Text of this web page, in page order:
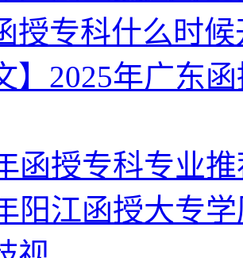
授专科什么时
】2025年广东
函授专科专业
阳江函授大专